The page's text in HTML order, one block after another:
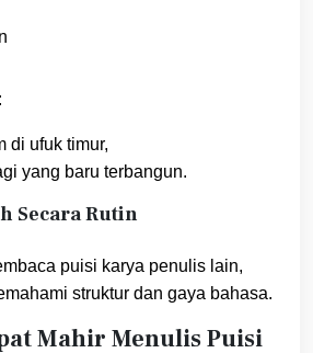
di ufuk timur,
yang baru terbangun.
Secara Rutin
puisi karya penulis lain,
struktur dan gaya bahasa.
Mahir Menulis Puisi